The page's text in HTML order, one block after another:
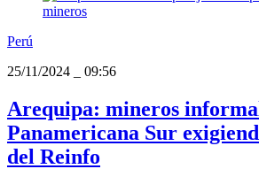
Perú
25/11/2024
09:56
Arequipa: mineros
Panamericana Sur
del Reinfo